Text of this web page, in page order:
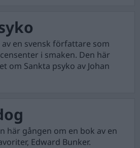
en svensk författare som
i smaken. Den här
om Sankta psyko av Johan
här gången om en bok av en
Edward Bunker.